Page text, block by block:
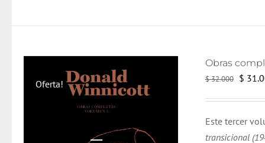
Oferta! $32.000
El
era:
$
Este tercer
transicional